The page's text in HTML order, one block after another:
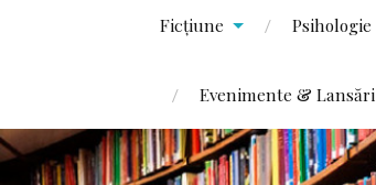
Ficțiune Psihologie
Evenimente & Lansări